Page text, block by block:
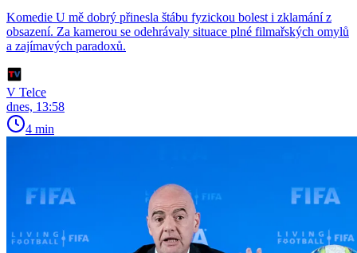
Komedie U mě dobrý přinesla štábu fyzickou bolest i zklamání z
obsazení. Za kamerou se odehrávaly situace plné filmařských omylů
a zajímavých paradoxů.
V Telce
dnes, 13:58
4 min